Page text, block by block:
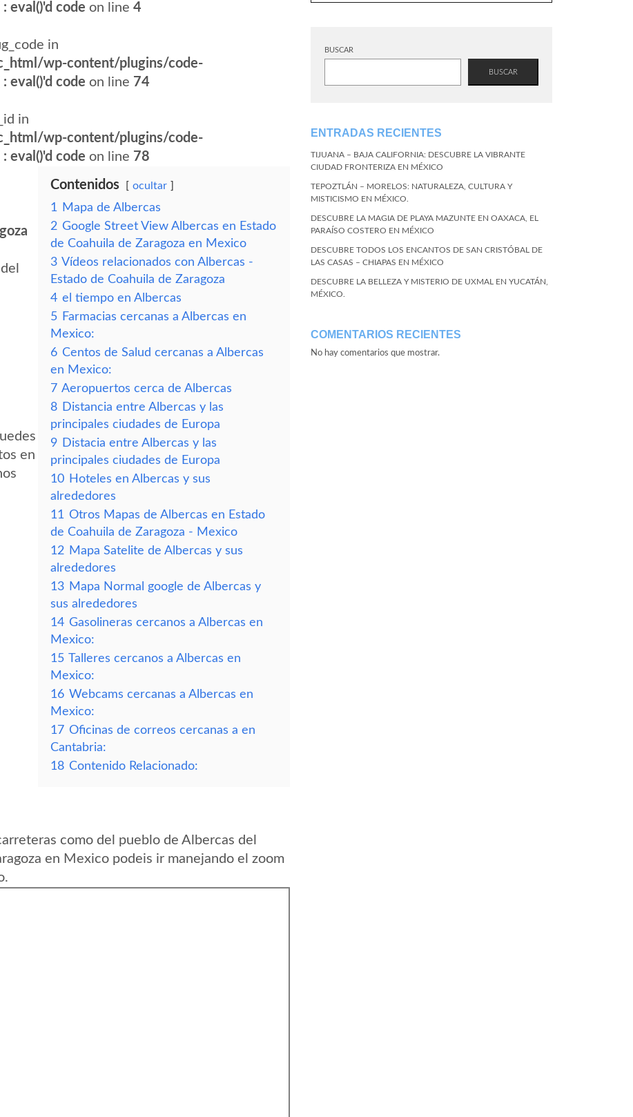
eval()'d code on line 4
in
wp-content/plugins/code-
eval()'d code on line 74
in
wp-content/plugins/code-
eval()'d code on line 78
en
Contenidos ocultar
1
Mapa de Albercas
2 Google Street View Albercas en Estado
de Coahuila de Zaragoza en Mexico
3 Vídeos relacionados con Albercas -
Estado de Coahuila de Zaragoza
4 el tiempo en Albercas
5 Farmacias cercanas a Albercas en
Mexico:
6 Centos de Salud cercanas a Albercas
en Mexico:
7 Aeropuertos cerca de Albercas
8 Distancia entre Albercas y las
principales ciudades de Europa
9 Distacia entre Albercas y las
principales ciudades de Europa
10 Hoteles en Albercas y sus
alrededores
11 Otros Mapas de Albercas en Estado
de Coahuila de Zaragoza - Mexico
12 Mapa Satelite de Albercas y sus
alrededores
13 Mapa Normal google de Albercas y
sus alrededores
14 Gasolineras cercanos a Albercas en
Mexico:
15 Talleres cercanos a Albercas en
Mexico:
16 Webcams cercanas a Albercas en
Mexico:
17 Oficinas de correos cercanas a en
Cantabria:
18 Contenido Relacionado:
como del pueblo de Albercas del
en Mexico podeis ir manejando el zoom
BUSCAR
BUSCAR
ENTRADAS RECIENTES
TIJUANA – BAJA CALIFORNIA: DESCUBRE LA VIBRANTE
CIUDAD FRONTERIZA EN MÉXICO
TEPOZTLÁN – MORELOS: NATURALEZA, CULTURA Y
MISTICISMO EN MÉXICO.
DESCUBRE LA MAGIA DE PLAYA MAZUNTE EN OAXACA, EL
PARAÍSO COSTERO EN MÉXICO
DESCUBRE TODOS LOS ENCANTOS DE SAN CRISTÓBAL DE
LAS CASAS – CHIAPAS EN MÉXICO
DESCUBRE LA BELLEZA Y MISTERIO DE UXMAL EN YUCATÁN,
MÉXICO.
COMENTARIOS RECIENTES
No hay comentarios que mostrar.